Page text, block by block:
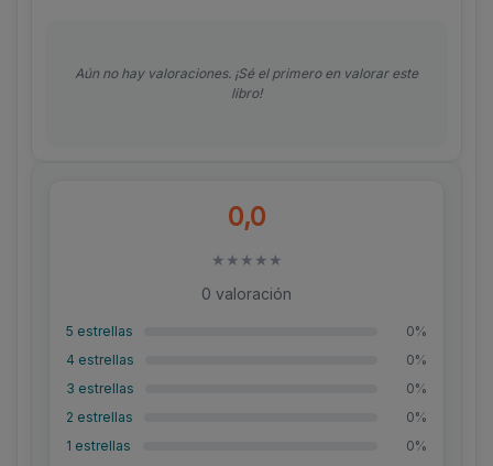
0,0
★ ★ ★ ★ ★
0 valoración
5 estrellas
0%
4 estrellas
0%
3 estrellas
0%
2 estrellas
0%
1 estrellas
0%
Aún no hay valoraciones. ¡Sé el primero en valorar este
libro!